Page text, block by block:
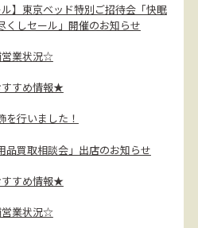
ル】東京ベッド特別ご招待会「快眠
くしセール」開催のお知らせ
業状況☆
すめ情報★
を行いました！
品買取相談会」出店のお知らせ
すめ情報★
業状況☆